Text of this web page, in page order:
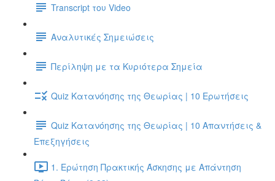
Transcript του Video
Αναλυτικές Σημειώσεις
Περίληψη με τα Κυριότερα Σημεία
Quiz Κατανόησης της Θεωρίας | 10 Ερωτήσεις
Quiz Κατανόησης της Θεωρίας | 10 Απαντήσεις &
Επεξηγήσεις
1. Ερώτηση Πρακτικής Άσκησης με Απάντηση